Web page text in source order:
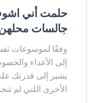
حلمت أني اشوف
جالسات
وفقًا لموسوعات
إلى الأعداء
يشير إلى قدرتك
الأخرى اللتي لم